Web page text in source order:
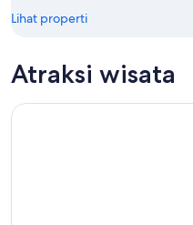
Lihat properti
Atraksi wisata
Pesiar TSS Earnslaw